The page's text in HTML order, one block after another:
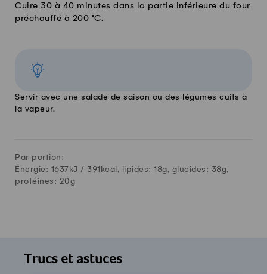
Cuire 30 à 40 minutes dans la partie inférieure du four
préchauffé à 200 °C.
Servir avec une salade de saison ou des légumes cuits à
la vapeur.
Par portion:
Énergie: 1637kJ / 391 kcal, lipides: 18g, glucides: 38g,
protéines: 20g
Trucs et astuces